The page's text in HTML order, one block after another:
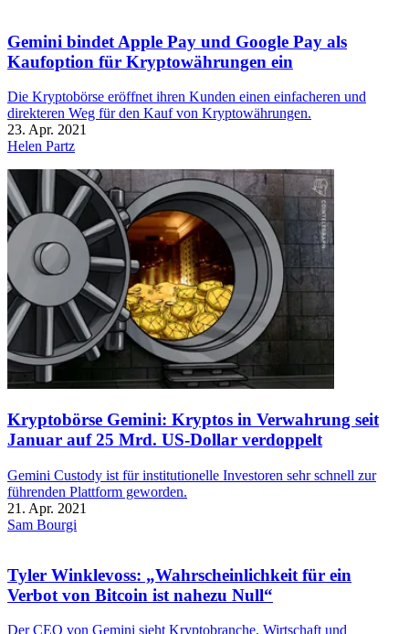
Gemini bindet Apple Pay und Google Pay als
Kaufoption für Kryptowährungen ein
Die Kryptobörse eröffnet ihren Kunden einen einfacheren und
direkteren Weg für den Kauf von Kryptowährungen.
23. Apr. 2021
Helen Partz
Kryptobörse Gemini: Kryptos in Verwahrung seit
Januar auf 25 Mrd. US-Dollar verdoppelt
Gemini Custody ist für institutionelle Investoren sehr schnell zur
führenden Plattform geworden.
21. Apr. 2021
Sam Bourgi
Tyler Winklevoss: „Wahrscheinlichkeit für ein
Verbot von Bitcoin ist nahezu Null“
Der CEO von Gemini sieht Kryptobranche, Wirtschaft und